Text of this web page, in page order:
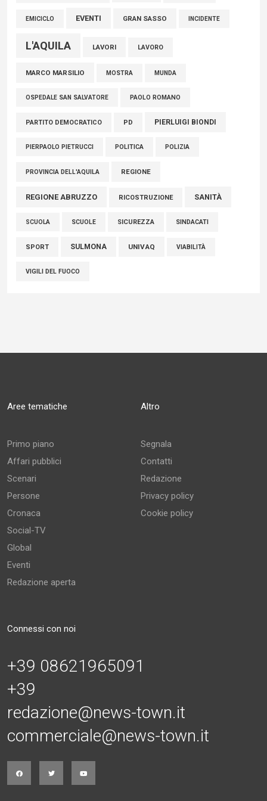
EMICICLO EVENTI GRAN SASSO INCIDENTE
L'AQUILA LAVORI LAVORO
MARCO MARSILIO MOSTRA MUNDA
OSPEDALE SAN SALVATORE PAOLO ROMANO
PARTITO DEMOCRATICO PD PIERLUIGI BIONDI
PIERPAOLO PIETRUCCI POLITICA POLIZIA
PROVINCIA DELL'AQUILA REGIONE
REGIONE ABRUZZO RICOSTRUZIONE SANITÀ
SCUOLA SCUOLE SICUREZZA SINDACATI
SPORT SULMONA UNIVAQ VIABILITÀ
VIGILI DEL FUOCO
Aree tematiche
Primo piano
Affari pubblici
Scenari
Persone
Cronaca
Social-TV
Global
Eventi
Redazione aperta
Altro
Segnala
Contatti
Redazione
Privacy policy
Cookie policy
Connessi con noi
+39 08621965091
+39
redazione@news-town.it
commerciale@news-town.it